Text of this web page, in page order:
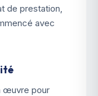
de prestation,
avec
œuvre pour